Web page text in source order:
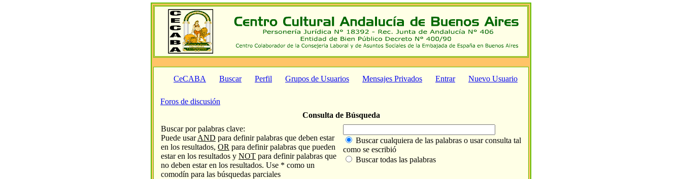
CeCABA Buscar Perfil Grupos de Usuarios Mensajes Privados Entrar Nuevo Usuario
Foros de discusión
Consulta de Búsqueda
Buscar por palabras clave:
Puede usarAND para definir palabras que deben estar
en los resultados, OR para definir palabras que pueden
estar en los resultados y NOT para definir palabras que
no deben estar en los resultados. Use * como un
comodín para las búsquedas parciales
Buscar cualquiera de las palabras o usar consulta tal
como se escribió
Buscar todas las palabras